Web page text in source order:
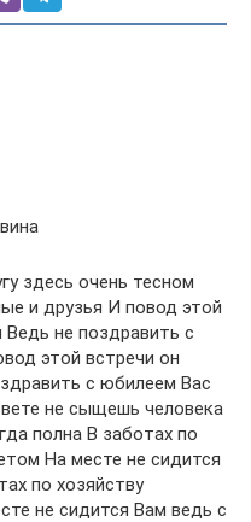
здесь очень тесном
и друзья И повод этой
Ведь не поздравить с
этой встречи он
с юбилеем Вас
не сыщешь человека
полна В заботах по
На месте не сидится
по хозяйству
не сидится Вам ведь с